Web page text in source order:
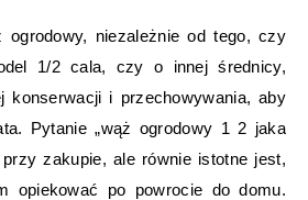
ogrodowy, niezależnie od tego, czy
1/2 cala, czy o innej średnicy,
konserwacji i przechowywania, aby
Pytanie „wąż ogrodowy 1 2 jaka
zakupie, ale równie istotne jest,
opiekować po powrocie do domu.